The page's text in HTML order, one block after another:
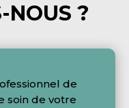
NOUS ?
de
soin de votre